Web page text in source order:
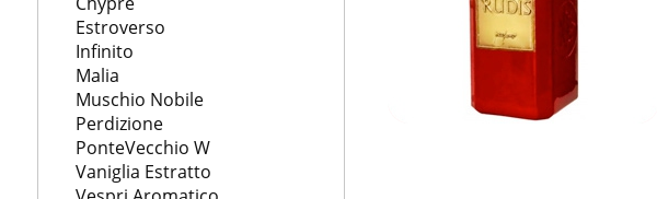
Estroverso
Infinito
Malia
Muschio Nobile
Perdizione
PonteVecchio W
Vaniglia Estratto
пн.-
вс.
10:00-
20:00
+7
(495)